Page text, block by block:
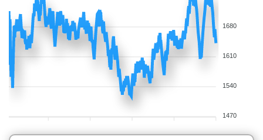
1680
1610
1540
1470